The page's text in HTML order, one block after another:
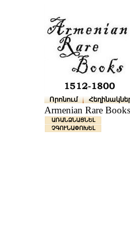
Որոնում
Armenian Rare Books
ԱՌԱՆՁՆԱՑՆԵԼ
ՉԳՈՒՆԱՓՈԽԵԼ